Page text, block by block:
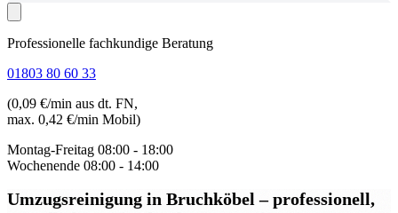
Professionelle fachkundige Beratung
01803 80 60 33
(0,09 €/min aus dt. FN,
max. 0,42 €/min Mobil)
Montag-Freitag 08:00 - 18:00
Wochenende 08:00 - 14:00
Umzugsreinigung in Bruchköbel– professionell,